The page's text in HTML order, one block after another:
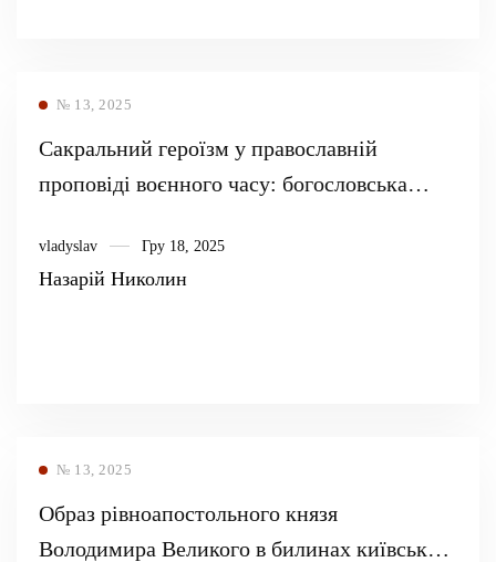
№ 13, 2025
Сакральний героїзм у православній
проповіді воєнного часу: богословська
vladyslav Гру 18, 2025
Назарій Николин
№ 13, 2025
Образ рівноапостольного князя
Володимира Великого в билинах київського